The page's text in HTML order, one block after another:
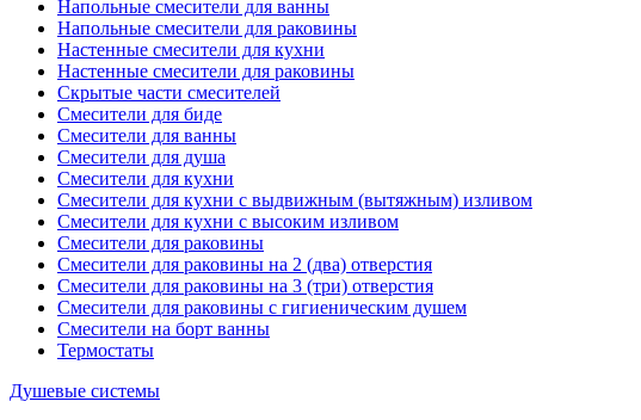
Напольные смесители для ванны
Напольные смесители для раковины
Настенные смесители для кухни
Настенные смесители для раковины
Скрытые части смесителей
Смесители для биде
Смесители для ванны
Смесители для душа
Смесители для кухни
Смесители для кухни с выдвижным (вытяжным) изливом
Смесители для кухни с высоким изливом
Смесители для раковины
Смесители для раковины на 2 (два) отверстия
Смесители для раковины на 3 (три) отверстия
Смесители для раковины с гигиеническим душем
Смесители на борт ванны
Термостаты
Душевые системы